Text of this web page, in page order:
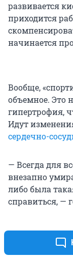
развивается
приходится
начинается
Вообще,
объемное. Это
гипертрофия,
Идут
сердечно-
— Всегда для
внезапно
либо была
справиться, —
Кардиолог
медицине
улучшают